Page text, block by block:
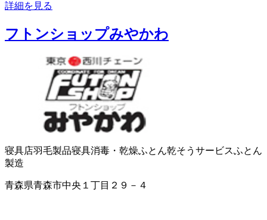
詳細を見る
フトンショップみやかわ
寝具店羽毛製品寝具消毒・乾燥ふとん乾そうサービスふとん
製造
青森県青森市中央１丁目２９－４